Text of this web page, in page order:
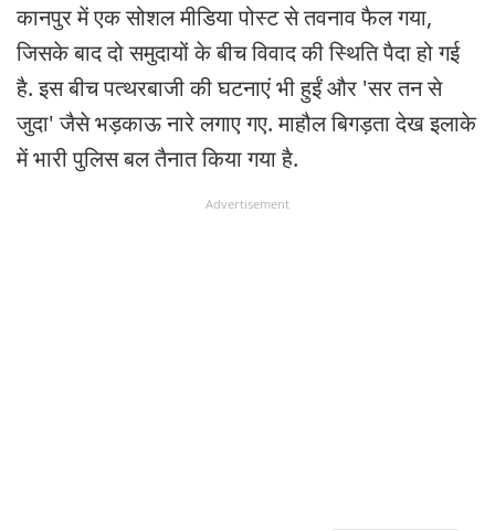
कानपुर में एक सोशल मीडिया पोस्ट से तवनाव फैल गया,
जिसके बाद दो समुदायों के बीच विवाद की स्थिति पैदा हो गई
है. इस बीच पत्थरबाजी की घटनाएं भी हुईं और 'सर तन से
जुदा' जैसे भड़काऊ नारे लगाए गए. माहौल बिगड़ता देख इलाके
में भारी पुलिस बल तैनात किया गया है.
Advertisement